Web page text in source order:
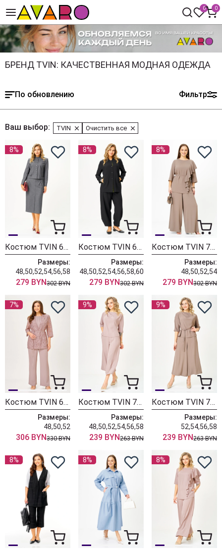
0 0
БРЕНД TVIN: КАЧЕСТВЕННАЯ МОДНАЯ ОДЕЖДА
По обновлению Фильтр
Ваш выбор: TVIN Очистить все
8%
Костюм TVIN 6116 серый
Размеры:
48,50,52,54,56,58
279 BYN302 BYN
8%
Костюм TVIN 6117 черный + зеленый
Размеры:
48,50,52,54,56,58,60
279 BYN302 BYN
8%
Костюм TVIN 7008 мокко
Размеры:
48,50,52,54
279 BYN302 BYN
7%
Костюм TVIN 6111 пудра
Размеры:
48,50,52
306 BYN330 BYN
9%
Костюм TVIN 7873 пудра
Размеры:
48,50,52,54,56,58
239 BYN263 BYN
9%
Костюм TVIN 7873 мокко
Размеры:
52,54,56,58
239 BYN263 BYN
8% 8% 8%